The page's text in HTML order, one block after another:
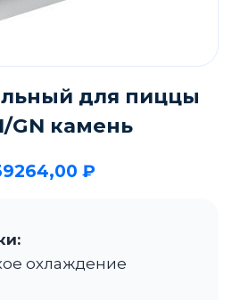
для пиццы
GN камень
₽
охлаждение